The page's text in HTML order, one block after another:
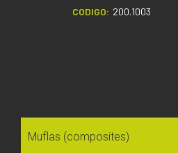
CODIGO: 200.1003
Muflas (composites)